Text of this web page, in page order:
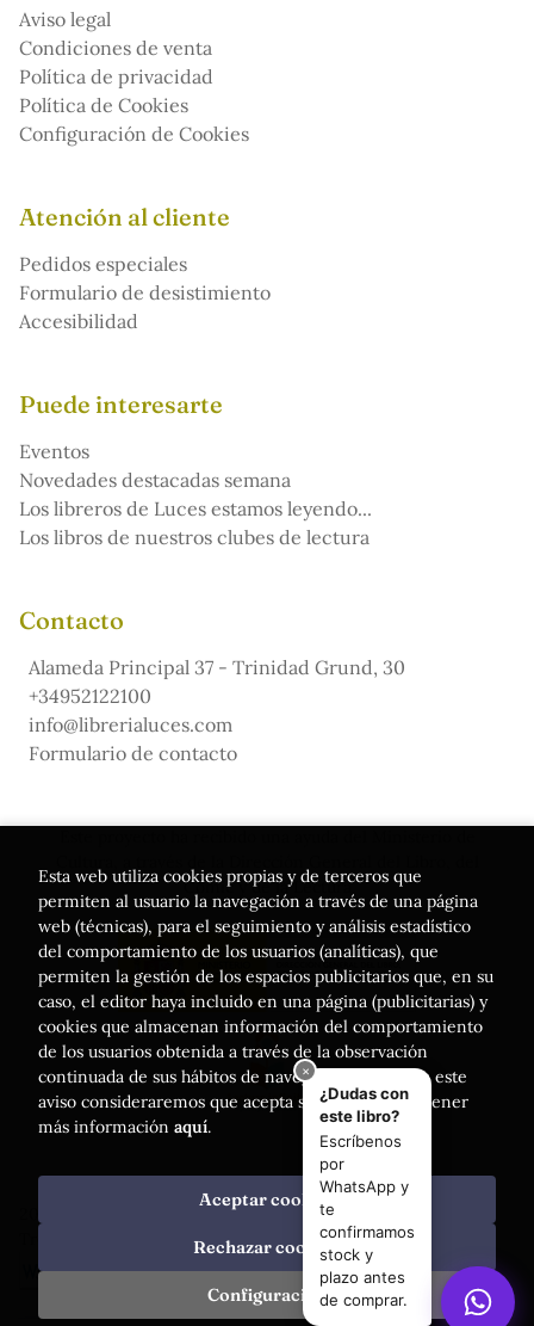
Aviso legal
Condiciones de venta
Política de privacidad
Política de Cookies
Configuración de Cookies
Atención al cliente
Pedidos especiales
Formulario de desistimiento
Accesibilidad
Puede interesarte
Eventos
Novedades destacadas semana
Los libreros de Luces estamos leyendo...
Los libros de nuestros clubes de lectura
Contacto
Alameda Principal 37 - Trinidad Grund, 30
+34952122100
info@librerialuces.com
Formulario de contacto
Cómic y de la Lectura
. Todos los Derechos Reservados |
Esta web utiliza cookies propias y de terceros que
permiten al usuario la navegación a través de una página
web (técnicas), para el seguimiento y análisis estadístico
del comportamiento de los usuarios (analíticas), que
permiten la gestión de los espacios publicitarios que, en su
caso, el editor haya incluido en una página (publicitarias) y
cookies que almacenan información del comportamiento
de los usuarios obtenida a través de la observación
continuada de sus hábitos de navegación. Si acepta este
aviso consideraremos que acepta su uso. Puede obtener
más información aquí.
Configuración
Rechazar cookies
Aceptar cookies